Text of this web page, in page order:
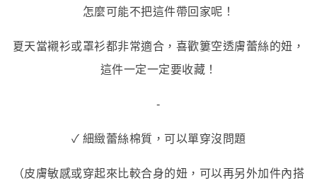
怎麼可能不把這件帶回家呢！
夏天當襯衫或罩衫都非常適合，喜歡簍空透膚蕾絲的妞，
這件一定一定要收藏！
-
✓ 細緻蕾絲棉質，可以單穿沒問題
（皮膚敏感或穿起來比較合身的妞，可以再另外加件內搭